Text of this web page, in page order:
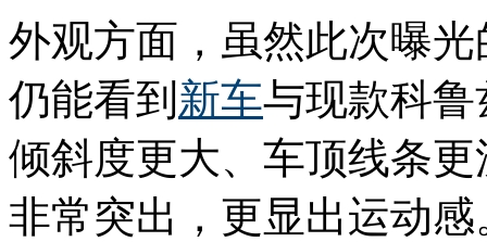
外观方面，虽然此次曝
仍能看到 新车与现款科
倾斜度更大、车顶线条
非常突出，更显出运动感